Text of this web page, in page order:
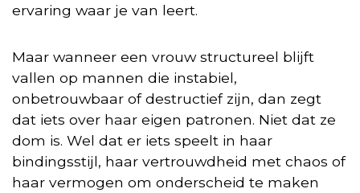
ervaring waar je van leert.
Maar wanneer een vrouw structureel blijft
vallen op mannen die instabiel,
onbetrouwbaar of destructief zijn, dan zegt
dat iets over haar eigen patronen. Niet dat ze
dom is. Wel dat er iets speelt in haar
bindingsstijl, haar vertrouwdheid met chaos of
haar vermogen om onderscheid te maken